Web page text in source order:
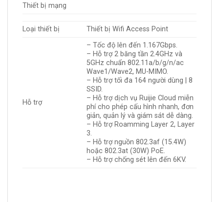
Thiết bị mạng
Loại thiết bị Thiết bị Wifi Access Point
Hỗ trợ
– Tốc độ lên đến 1.167Gbps.
– Hỗ trợ 2 băng tần 2.4GHz và
5GHz chuẩn 802.11a/b/g/n/ac
Wave1/Wave2, MU-MIMO.
– Hỗ trợ tối đa 164 người dùng | 8
SSID.
– Hỗ trợ dịch vụ Ruijie Cloud miễn
phí cho phép cấu hình nhanh, đơn
giản, quản lý và giám sát dễ dàng.
– Hỗ trợ Roamming Layer 2, Layer
3.
– Hỗ trợ nguồn 802.3af (15.4W)
hoặc 802.3at (30W) PoE.
– Hỗ trợ chống sét lên đến 6KV.